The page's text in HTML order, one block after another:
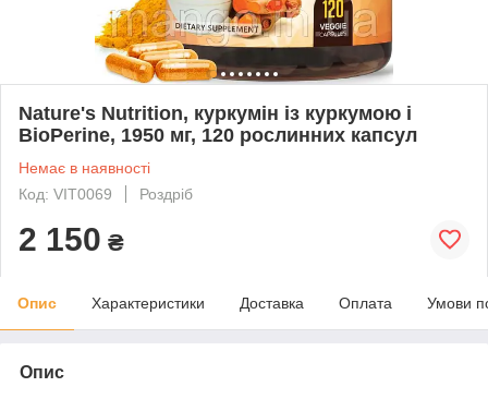
Nature's Nutrition, куркумін із куркумою і
BioPerine, 1950 мг, 120 рослинних капсул
Немає в наявності
Код: VIT0069
Роздріб
2 150 ₴
Опис Характеристики Доставка Оплата Умови
Опис